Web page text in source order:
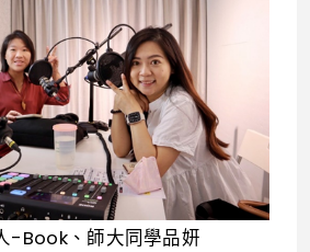
-Book、師大同學品妍